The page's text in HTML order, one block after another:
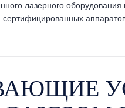
лазерного